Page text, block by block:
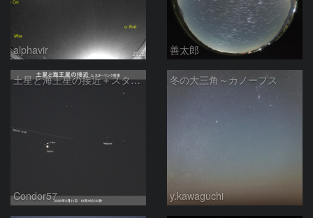
alphavir 善太郎
土星と海王星の接近＋スターリンク衛星
Condor57
冬の大三角～カノープス
y.kawaguchi